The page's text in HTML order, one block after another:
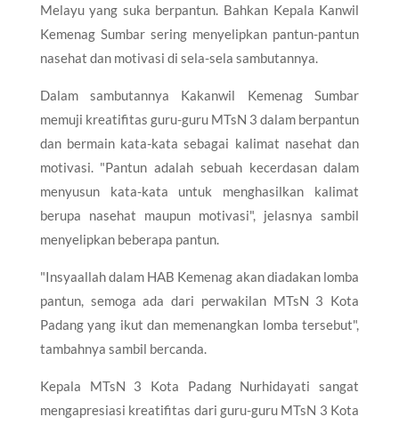
Melayu yang suka berpantun. Bahkan Kepala Kanwil
Kemenag Sumbar sering menyelipkan pantun-pantun
nasehat dan motivasi di sela-sela sambutannya.
Dalam sambutannya Kakanwil Kemenag Sumbar
memuji kreatifitas guru-guru MTsN 3 dalam berpantun
dan bermain kata-kata sebagai kalimat nasehat dan
motivasi. "Pantun adalah sebuah kecerdasan dalam
menyusun kata-kata untuk menghasilkan kalimat
berupa nasehat maupun motivasi", jelasnya sambil
menyelipkan beberapa pantun.
"Insyaallah dalam HAB Kemenag akan diadakan lomba
pantun, semoga ada dari perwakilan MTsN 3 Kota
Padang yang ikut dan memenangkan lomba tersebut",
tambahnya sambil bercanda.
Kepala MTsN 3 Kota Padang Nurhidayati sangat
mengapresiasi kreatifitas dari guru-guru MTsN 3 Kota